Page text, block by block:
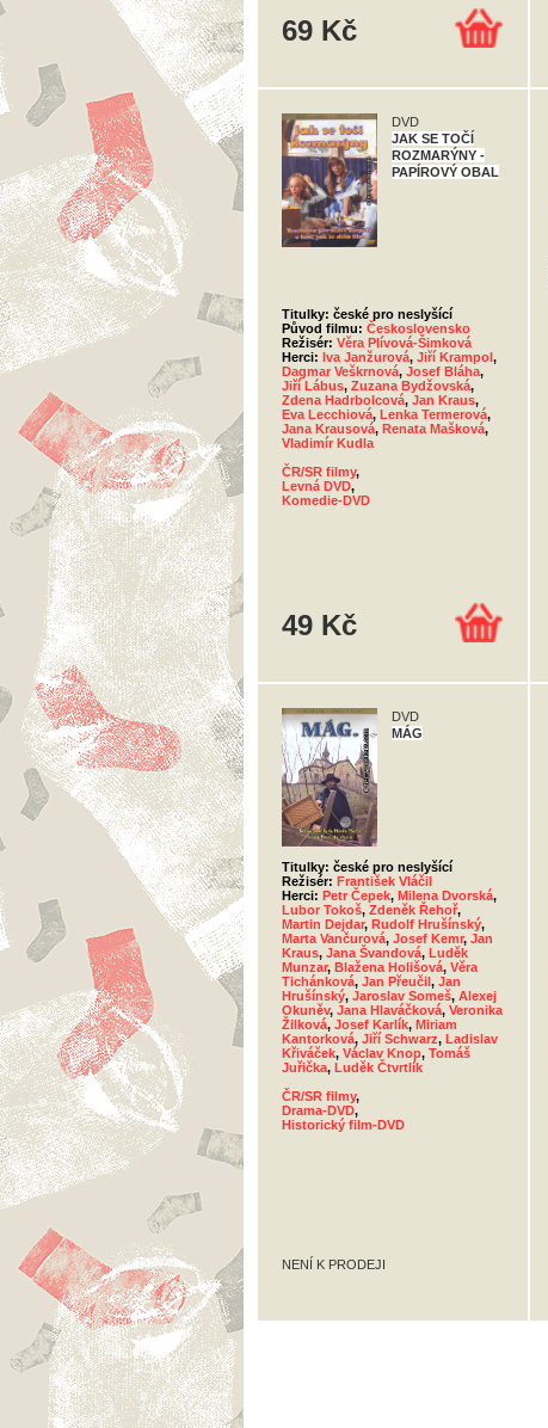
69 Kč
DVD
JAK SE TOČÍ
ROZMARÝNY -
PAPÍROVÝ OBAL
Titulky: české pro neslyšící
Původ filmu: Československo
Režisér: Věra Plívová-Šimková
Herci: Iva Janžurová, Jiří Krampol,
Dagmar Veškrnová, Josef Bláha,
Jiří Lábus, Zuzana Bydžovská,
Zdena Hadrbolcová, Jan Kraus,
Eva Lecchiová, Lenka Termerová,
Jana Krausová, Renata Mašková,
Vladimír Kudla
ČR/SR filmy,
Levná DVD,
Komedie-DVD
49 Kč
DVD
MÁG
Titulky: české pro neslyšící
Režisér: František Vláčil
Herci: Petr Čepek, Milena Dvorská,
Lubor Tokoš, Zdeněk Řehoř,
Martin Dejdar, Rudolf Hrušínský,
Marta Vančurová, Josef Kemr, Jan
Kraus, Jana Švandová, Luděk
Munzar, Blažena Holišová, Věra
Tichánková, Jan Přeučil, Jan
Hrušínský, Jaroslav Someš, Alexej
Okuněv, Jana Hlaváčková, Veronika
Žilková, Josef Karlík, Miriam
Kantorková, Jiří Schwarz, Ladislav
Křiváček, Václav Knop, Tomáš
Juřička, Luděk Čtvrtlík
ČR/SR filmy,
Drama-DVD,
Historický film-DVD
NENÍ K PRODEJI